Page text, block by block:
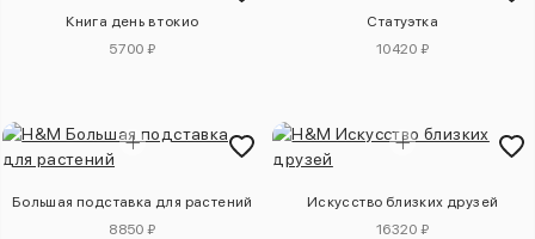
Книга день в токио
5700 ₽
Статуэтка
10420 ₽
Большая подставка для растений
8850 ₽
Искусство близких друзей
16320 ₽